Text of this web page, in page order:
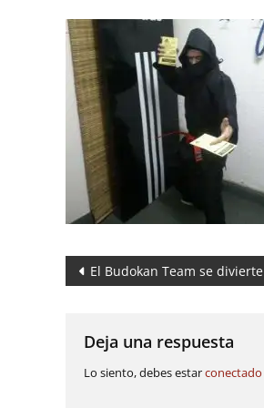
Navegación
entradas
El Budokan Team se divierte
Deja una respuesta
Lo siento, debes estarconectado